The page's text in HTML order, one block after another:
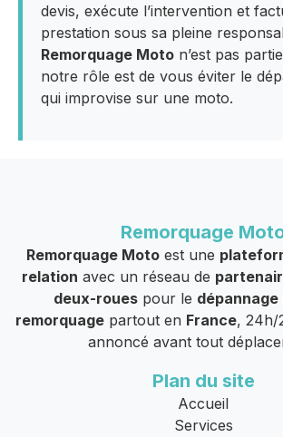
devis, exécute l’intervention et
prestation sous sa pleine
Remorquage Moto n’est pas
notre rôle est de vous éviter le
qui improvise sur une moto.
Remorquage
Remorquage Motoest une
relation avec un réseau de
deux-roues pour le dépannage
remorquagepartout en France, 24h/
annoncé avant tout
Plan du site
Accueil
Services